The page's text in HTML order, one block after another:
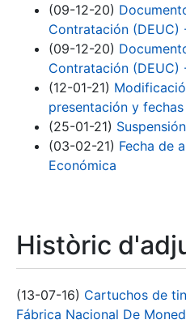
(09-12-20)
Contratación (DEUC)
(09-12-20)
Contratación (DEUC)
(12-01-21)
presentación y
(25-01-21)
(03-02-21) Fecha de
Económica
Històric
(13-07-16) Cartuchos de
Fábrica Nacional De